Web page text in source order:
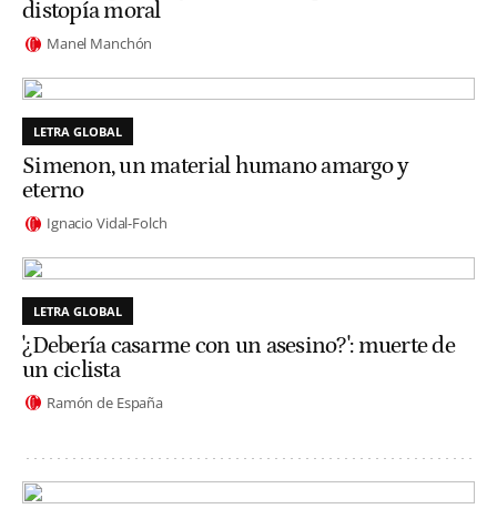
distopía moral
Manel Manchón
LETRA GLOBAL
Simenon, un material humano amargo y
eterno
Ignacio Vidal-Folch
LETRA GLOBAL
'¿Debería casarme con un asesino?': muerte de
un ciclista
Ramón de España